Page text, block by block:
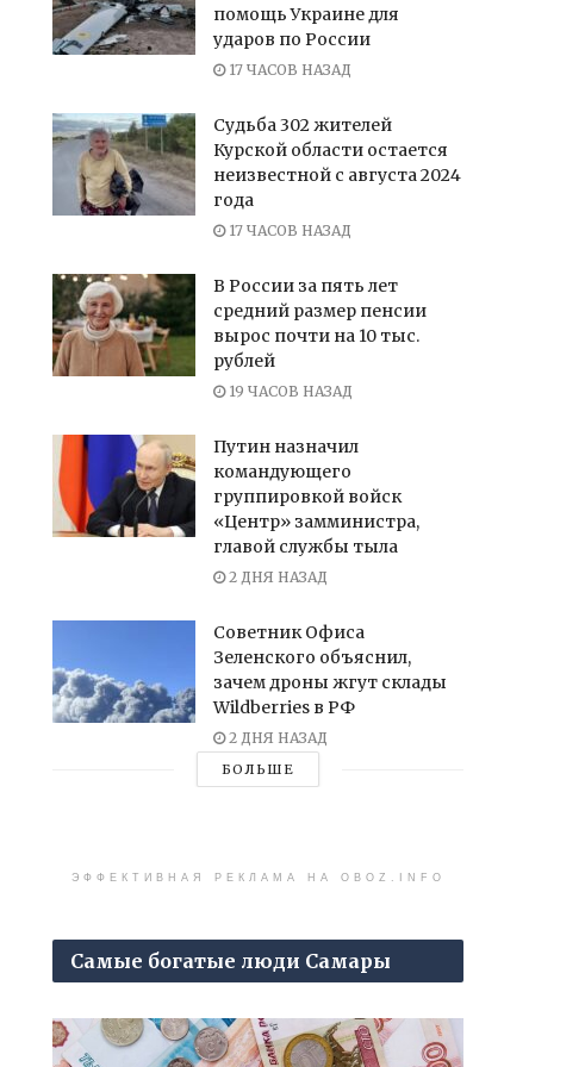
помощь Украине для
ударов по России
17 ЧАСОВ НАЗАД
Судьба 302 жителей
Курской области остается
неизвестной с августа 2024
года
17 ЧАСОВ НАЗАД
В России за пять лет
средний размер пенсии
вырос почти на 10 тыс.
рублей
19 ЧАСОВ НАЗАД
Путин назначил
командующего
группировкой войск
«Центр» замминистра,
главой службы тыла
2 ДНЯ НАЗАД
Советник Офиса
Зеленского объяснил,
зачем дроны жгут склады
Wildberries в РФ
2 ДНЯ НАЗАД
БОЛЬШЕ
ЭФФЕКТИВНАЯ РЕКЛАМА НА OBOZ.INFO
Самые богатые люди Самары